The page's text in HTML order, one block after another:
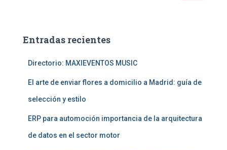
r
Entradas recientes
Directorio: MAXIEVENTOS MUSIC
El arte de enviar flores a domicilio a Madrid: guía de
selección y estilo
ERP para automoción importancia de la arquitectura
de datos en el sector motor